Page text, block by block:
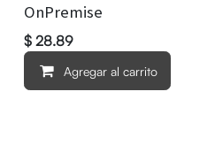
OnPremise
$ 28.89
Agregar al carrito